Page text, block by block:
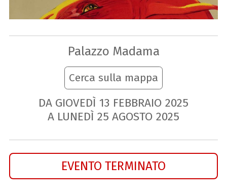
Palazzo Madama
Cerca sulla mappa
DA GIOVEDÌ 13 FEBBRAIO 2025
A LUNEDÌ 25 AGOSTO 2025
EVENTO TERMINATO